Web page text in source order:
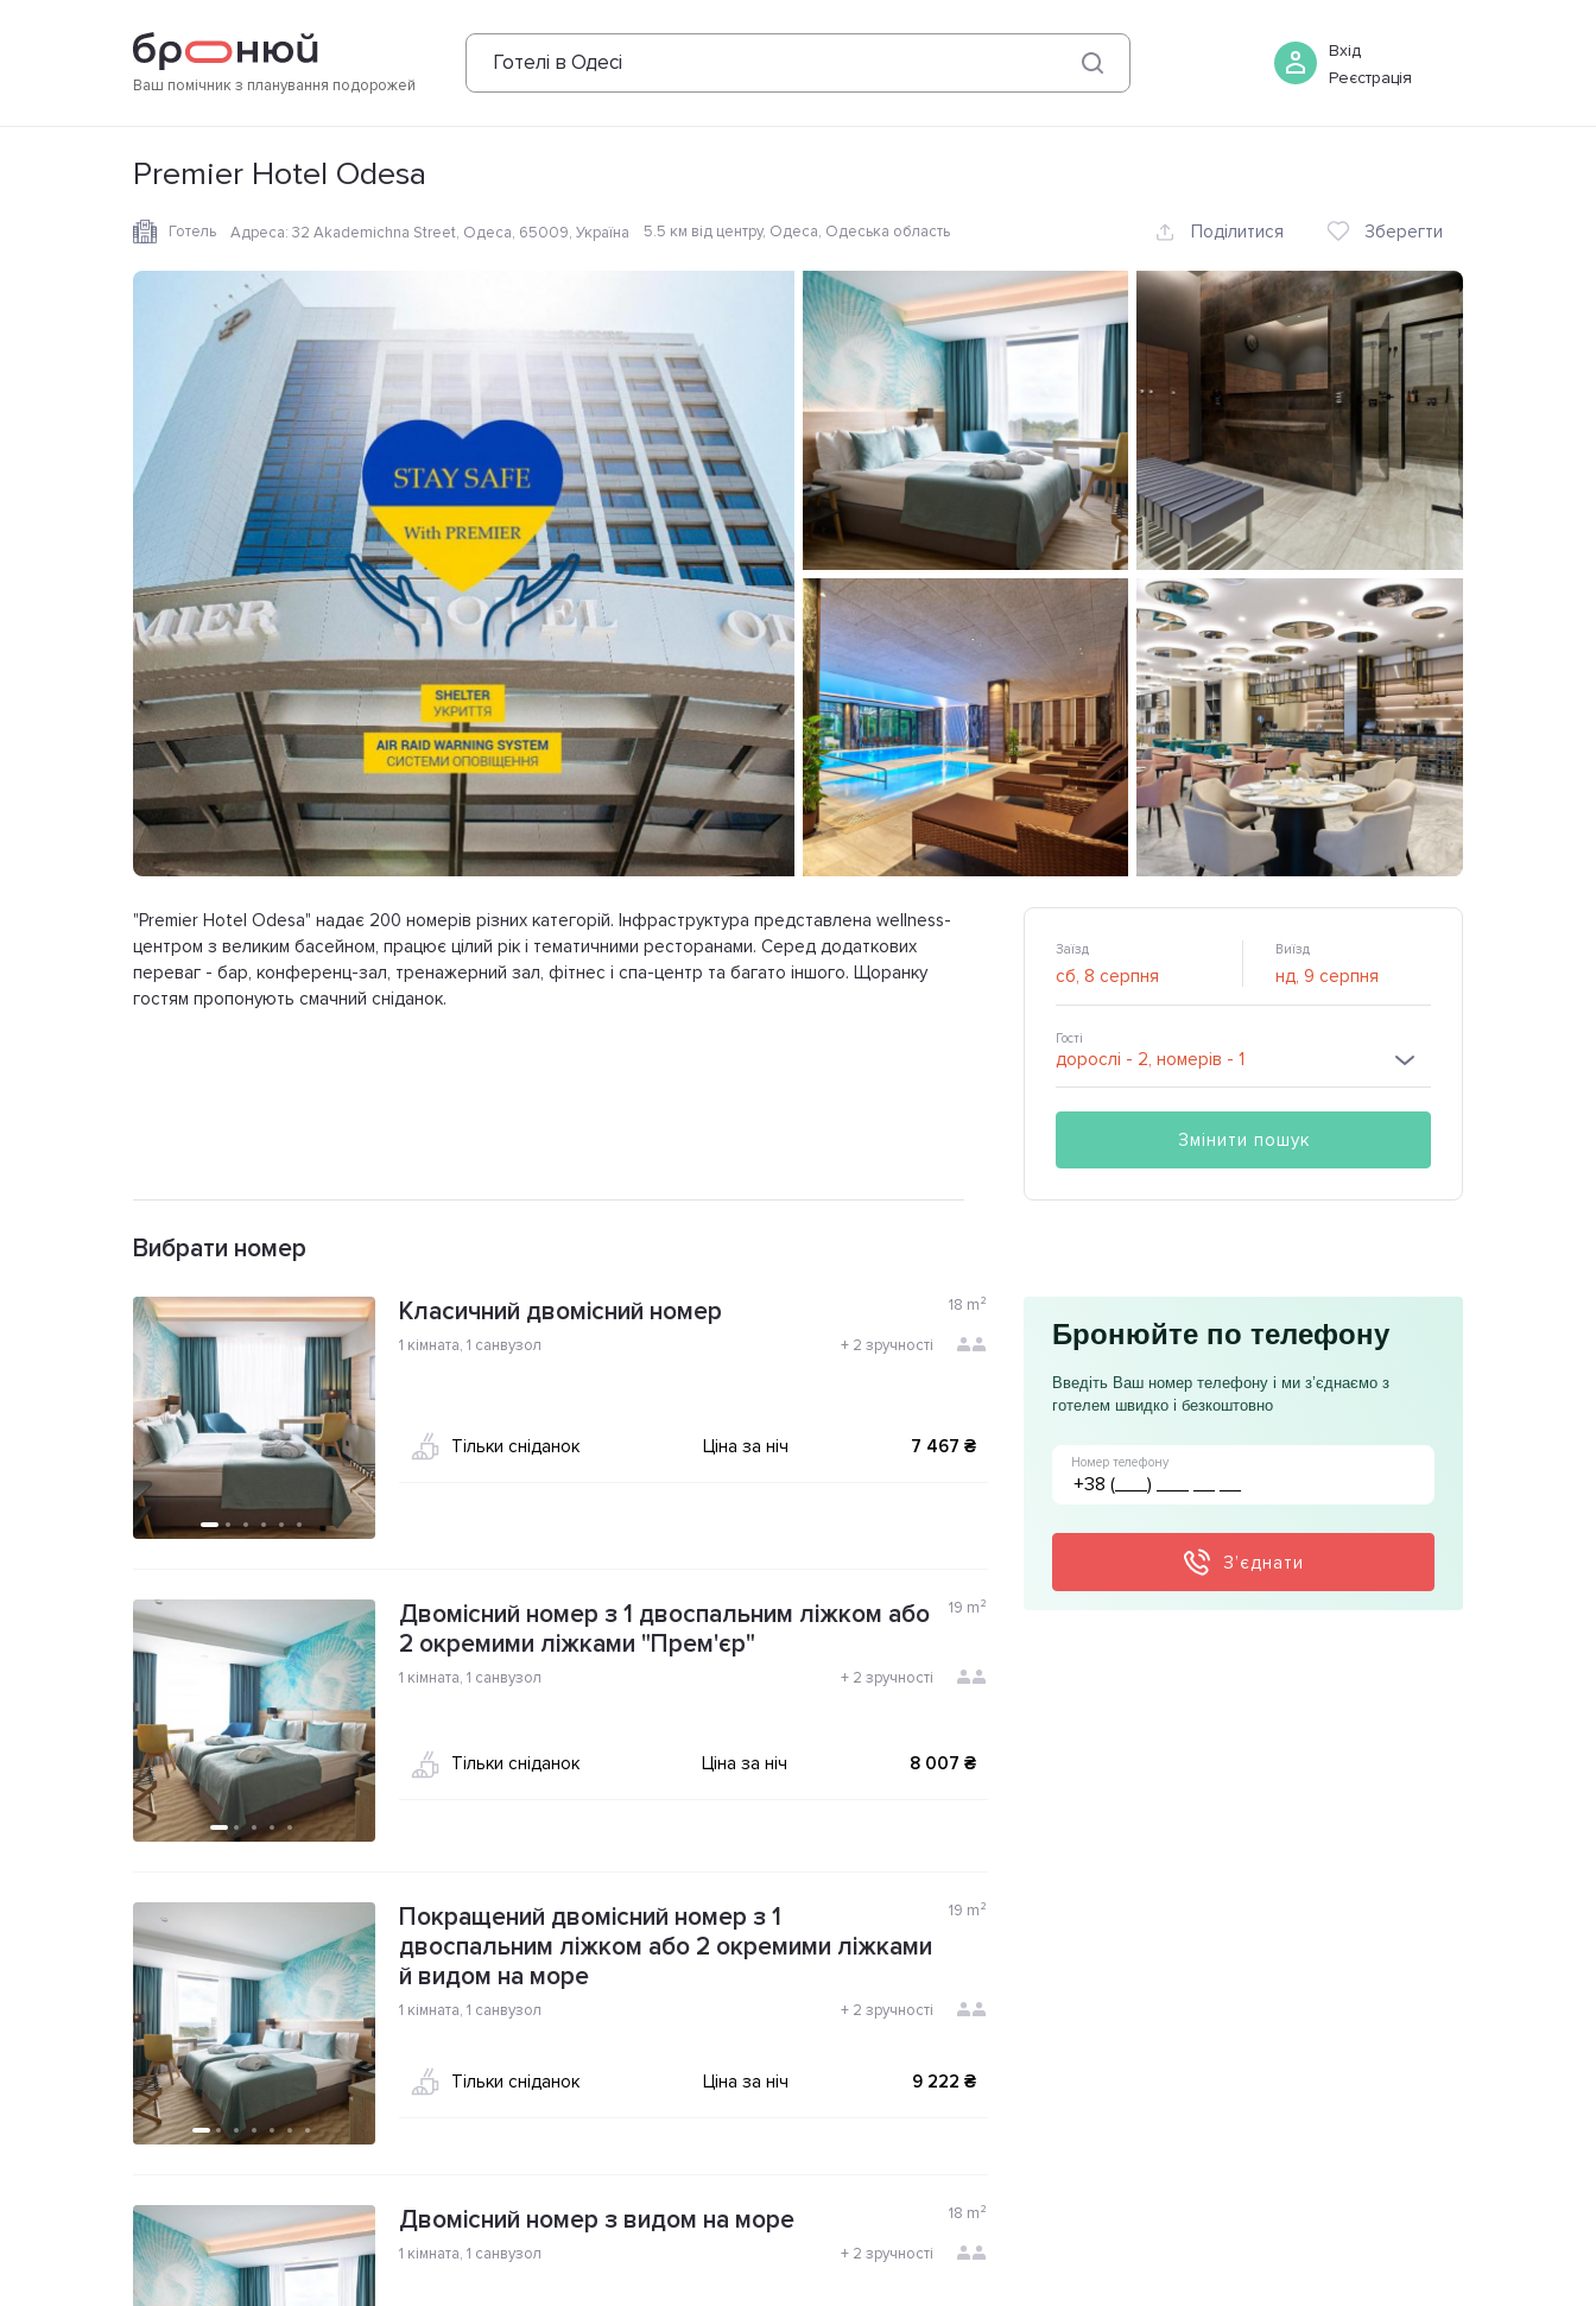
Ваш помічник з планування подорожей
Готелі в Одесі
Вхід
Реєстрація
Фотографії Зручності Розташування 08 серпня Бронювати
Premier Hotel Odesa
Готель Адреса: 32 Akademichna Street, Одеса, 65009, Україна 5.5 км від центру, Одеса, Одеська область Поділитися Зберегти
"Premier Hotel Odesa" надає 200 номерів різних категорій. Інфраструктура представлена ​​wellness-
центром з великим басейном, працює цілий рік і тематичними ресторанами. Серед додаткових
переваг - бар, конференц-зал, тренажерний зал, фітнес і спа-центр та багато іншого. Щоранку
гостям пропонують смачний сніданок.
Заїзд Виїзд
Гості
Змінити пошук
Вибрати номер
Класичний двомісний номер 18 m²
1 кімната, 1 санвузол + 2 зручності
Тільки сніданок Ціна за ніч 7 467 ₴
Двомісний номер з 1 двоспальним ліжком або
2 окремими ліжками "Прем'єр"
19 m²
1 кімната, 1 санвузол + 2 зручності
Тільки сніданок Ціна за ніч 8 007 ₴
Покращений двомісний номер з 1
двоспальним ліжком або 2 окремими ліжками
й видом на море
19 m²
1 кімната, 1 санвузол + 2 зручності
Тільки сніданок Ціна за ніч 9 222 ₴
Двомісний номер з видом на море 18 m²
1 кімната, 1 санвузол + 2 зручності
Бронюйте по телефону
Введіть Ваш номер телефону і ми з’єднаємо з
готелем швидко і безкоштовно
Номер телефону
З’єднати